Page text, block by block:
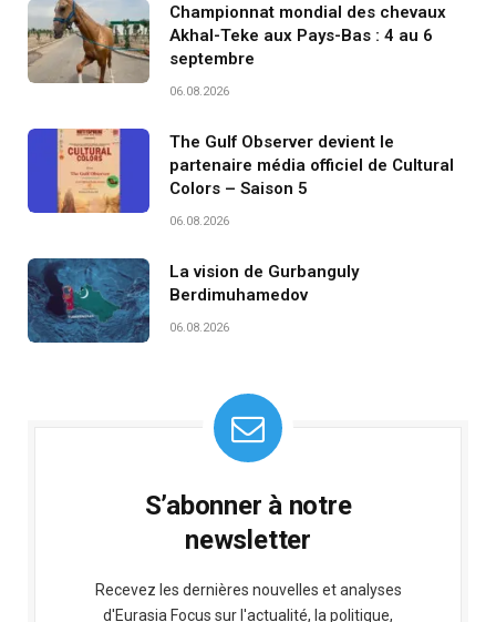
Championnat mondial des chevaux
Akhal-Teke aux Pays-Bas : 4 au 6
septembre
06.08.2026
The Gulf Observer devient le
partenaire média officiel de Cultural
Colors – Saison 5
06.08.2026
La vision de Gurbanguly
Berdimuhamedov
06.08.2026
S’abonner à notre
newsletter
Recevez les dernières nouvelles et analyses
d'Eurasia Focus sur l'actualité, la politique,